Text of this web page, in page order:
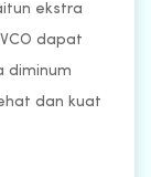
ekstra
dapat
diminum
dan kuat